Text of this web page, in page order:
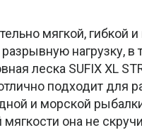
мягкой, гибкой и
нагрузку, в
леска SUFIX XL
подходит для
и морской
она не